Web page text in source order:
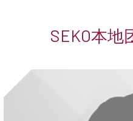
SEKO本地